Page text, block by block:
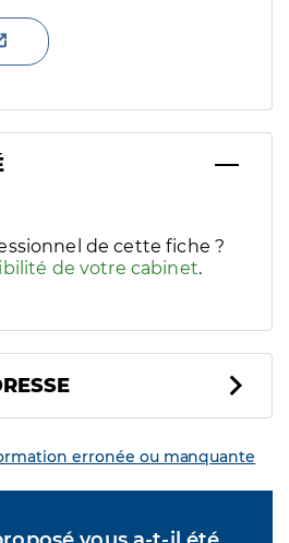
handicaps/besoins
de cette fiche ?
de votre cabinet.
erronée ou manquante